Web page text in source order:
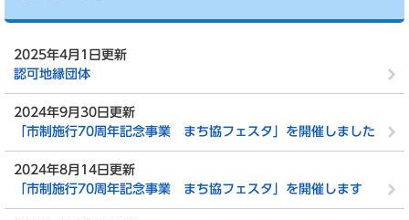
2025年4月1日更新
認可地縁団体
2024年9月30日更新
「市制施行70周年記念事業 まち協フェスタ」を開催しました
2024年8月14日更新
「市制施行70周年記念事業 まち協フェスタ」を開催します